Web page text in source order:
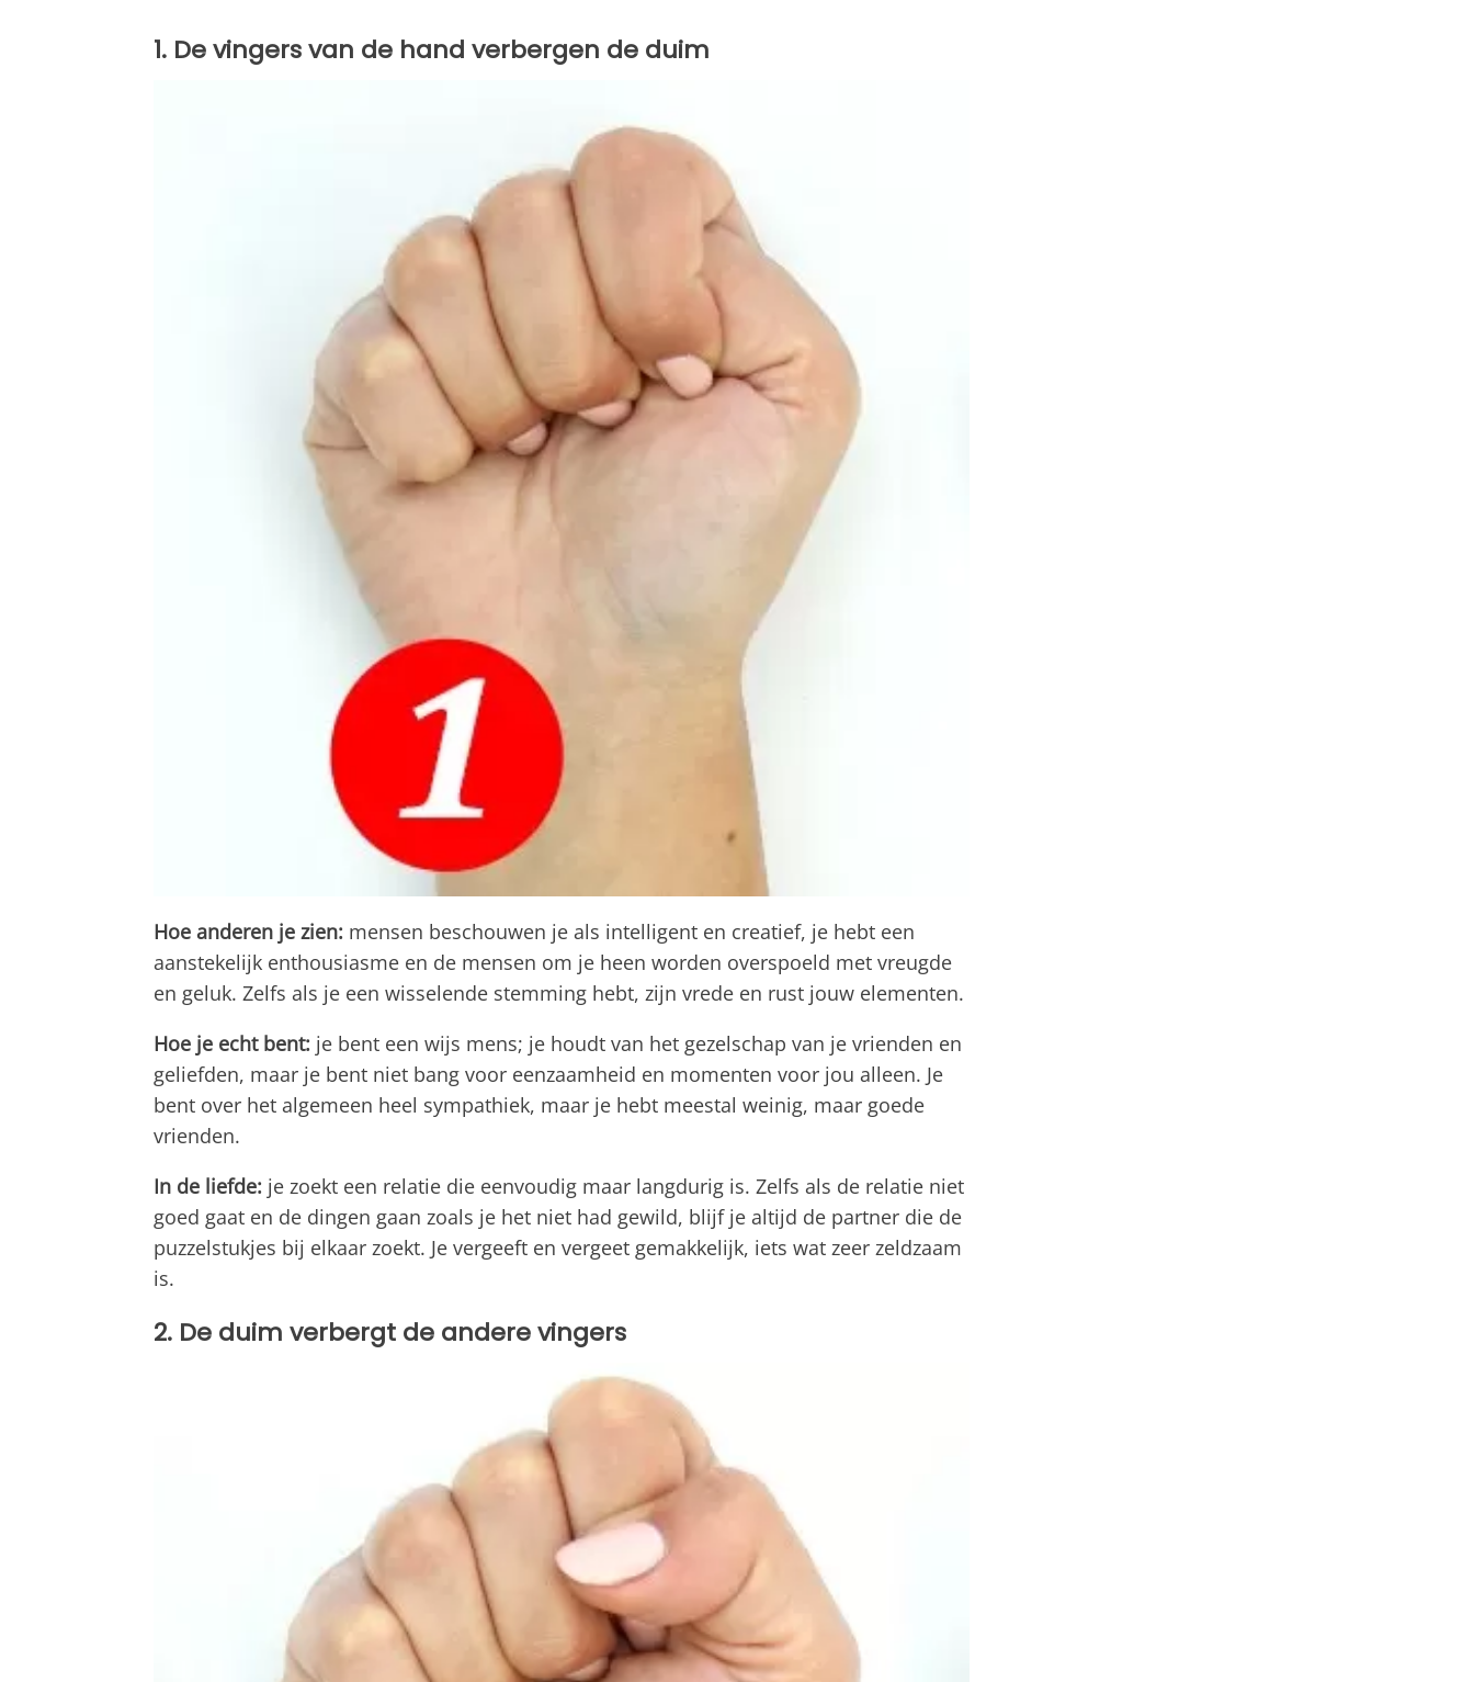
1. De vingers van de hand verbergen de duim
Hoe anderen je zien: mensen beschouwen je als intelligent en creatief, je hebt een
aanstekelijk enthousiasme en de mensen om je heen worden overspoeld met vreugde
en geluk. Zelfs als je een wisselende stemming hebt, zijn vrede en rust jouw elementen.
Hoe je echt bent: je bent een wijs mens; je houdt van het gezelschap van je vrienden en
geliefden, maar je bent niet bang voor eenzaamheid en momenten voor jou alleen. Je
bent over het algemeen heel sympathiek, maar je hebt meestal weinig, maar goede
vrienden.
In de liefde: je zoekt een relatie die eenvoudig maar langdurig is. Zelfs als de relatie niet
goed gaat en de dingen gaan zoals je het niet had gewild, blijf je altijd de partner die de
puzzelstukjes bij elkaar zoekt. Je vergeeft en vergeet gemakkelijk, iets wat zeer zeldzaam
is.
2. De duim verbergt de andere vingers